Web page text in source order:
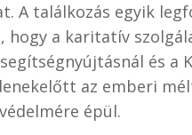
A találkozás egyik
hogy a karitatív
és a
az emberi
épül.